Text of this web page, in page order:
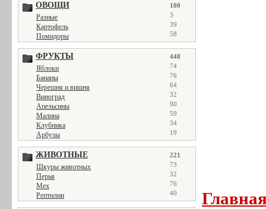
ОВОЩИ 100
Разные 3
Картофель 39
Помидоры 58
ФРУКТЫ 448
Яблоки 74
Бананы 76
Черешня и вишня 64
Виноград 32
Апельсины 90
Малина 59
Клубника 34
Арбузы 19
ЖИВОТНЫЕ 221
Шкуры животных 73
Перья 32
Мех 76
Рептилии 40